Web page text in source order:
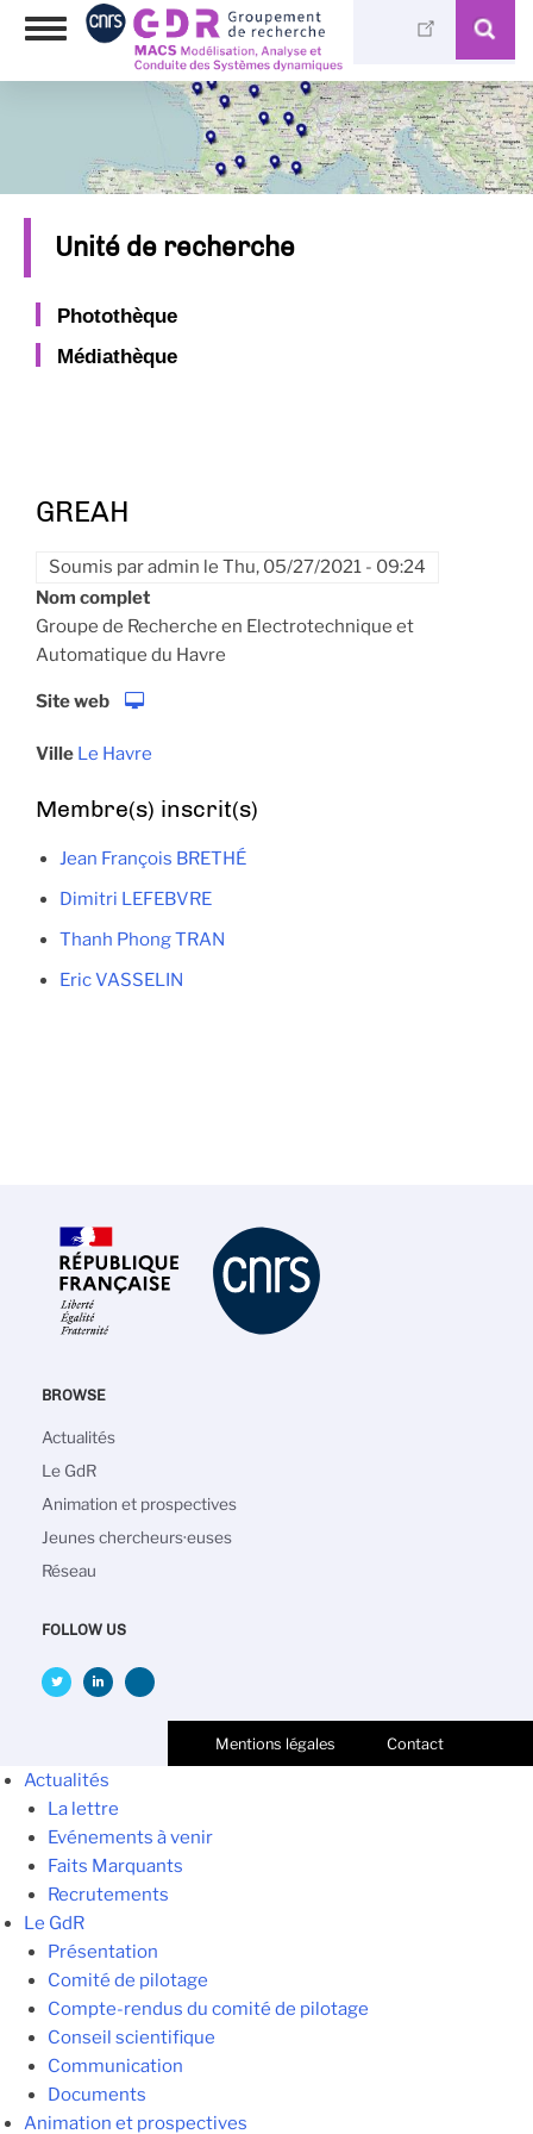
Aller
Toggle
Unité de recherche
Photothèque
Médiathèque
GREAH
Soumis paradmin le Thu, 05/27/2021 - 09:24
Nom complet
Groupe de Recherche en Electrotechnique et
Automatique du Havre
Site web
Ville Le Havre
Membre(s) inscrit(s)
Jean François BRETHÉ
Dimitri LEFEBVRE
Thanh Phong TRAN
Eric VASSELIN
BROWSE
Navigation
principale
Actualités
Le GdR
Animation et prospectives
Jeunes chercheurs·euses
Réseau
FOLLOW US
Mentions légales Contact
Actualités
La lettre
Evénements à venir
Faits Marquants
Recrutements
Le GdR
Présentation
Comité de pilotage
Compte-rendus du comité de pilotage
Conseil scientifique
Communication
Documents
Animation et prospectives